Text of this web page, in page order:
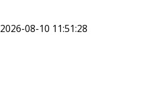
2026-08-10 11:51:28